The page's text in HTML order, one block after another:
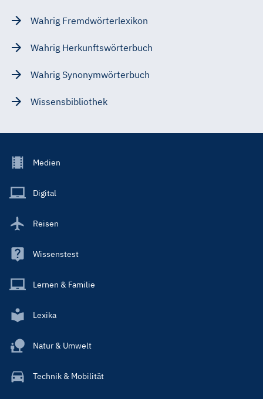
Wahrig Fremdwörterlexikon
Wahrig Herkunftswörterbuch
Wahrig Synonymwörterbuch
Wissensbibliothek
Footer
Main
Medien
Digital
Reisen
Wissenstest
Lernen & Familie
Lexika
Natur & Umwelt
Technik & Mobilität